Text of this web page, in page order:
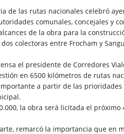
de las rutas nacionales celebró
comunales, concejales y
de la obra para la
colectoras entre Frocham y
el presidente de Corredores
en 6500 kilómetros de rutas
a partir de las
la obra será licitada el
remarcó la importancia que en